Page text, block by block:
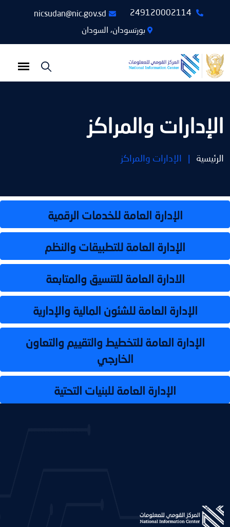
nicsudan@nic.gov.sd
بورتسودان، السودان
الإدارات والمراكز
الرئيسية الإدارات والمراكز
الإدارة العامة للخدمات الرقمية
الإدارة العامة للتطبيقات والنظم
الادارة العامة للتنسيق والمتابعة
الإدارة العامة للشئون المالية والإدارية
الإدارة العامة للتخطيط والتقييم والتعاون
الخارجي
الإدارة العامة للبنيات التحتية